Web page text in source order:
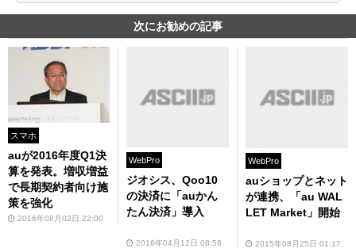
次にお勧めの記事
スマホ
auが2016年度Q1決
算を発表。増収増益
で長期契約者向け施
策を強化
2016年08月02日 22:00
WebPro
ジオシス、Qoo10
の決済に「auかん
たん決済」導入
2016年04月12日 08:58
WebPro
auショップとネット
が連携、「au WAL
LET Market」開始
2015年08月25日 01:17